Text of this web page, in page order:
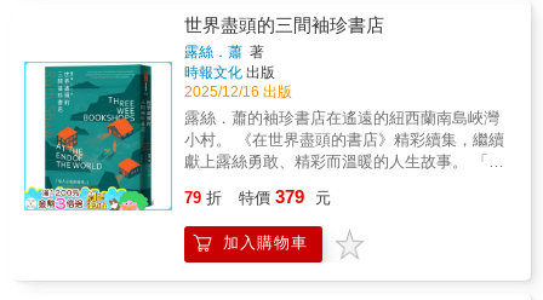
而愈來愈少。根據多項國外研究，透過傳統的
平面閱讀，讀者需要自行在腦海中建構畫面，
相較於被動吸收他人已篩選擷取過的結果，書
籍反而提供了更穩定的狀態與更清晰的線索，
讓大腦有充分餘裕深入理解、感受並記憶資
訊。而空間的軟硬體規劃，透過感官認知，則
有助於讀者更快融入主題情境——包含：將書
不同材質與大小的座椅、適度預留私密的閱讀
角落、舉辦活化內容的多元藝術活動、將童書
圖像轉化為可觸碰的大型裝置⋯⋯融入童書元
素、設計得宜的空間，能強化讀者的閱讀印
現代的Google資料庫，看見從古至今，知識如
何被保存、如何抵抗遺忘。 【本書特色】 ｜圖
書館的文化史角色 從古埃及、希臘、羅馬、中
國、阿拉伯世界，到現代的Google資料庫，回
顧圖書館如何成為知識、記憶與思想自由的容
器。 ｜私人圖書館的形構與靈感 作者親自分享
其法國家中書房的設計與思考，延伸探討私人
藏書如何具體呈現一個人的精神世界與文化取
向。 ｜藏書與閱讀背後的故事 包含歷史上的經
及戰亂時期祕密保存的書籍與禁書。 ｜圖書館
的形式與象徵意義 從米開朗基羅設計的圖書館
建築，到慈善家興建的公共館舍，再到囚犯口
的人，要遭遇到那些「書之大敵」呢？＊＊
＊．火：印刷術發明後，原本大家認為從此之
後書就不會像古早的手抄本一樣輕易消失，沒
想到，即使是五萬本、五十萬本書，一把火也
就可以將它們全數毀滅。．水：雨水、水氣、
蒸汽，霜害，書一碰到水，往往就回不去
了……何況還有發霉這個大問題！．煤氣與高
現，就會對書造成損害；而在沒有煤氣的情況
下，乾燥空氣又會摧毀裝幀，真是兩難。．灰
塵與忽視：書多了，大家就不珍惜了（疑？這
訣竅，翻開這本書都將獲得解答。 做為資深書
店人的沈如瑩入行至今二十年有餘，大型書
店、獨立書店、書展無役不與，收銀、書區平
台陳列、書展規劃、抓小偷和叫救護車無一不
嫻熟，不論是書店店員的基礎版必備技能或進
階版打怪功夫，她都能娓娓道來，並在手把手
仔細教學各種實用眉角之餘，亦不忘大量輸出
能讓人驚呼連連「原來如此！」的業內實情，
扎扎實實地打造「書店店員應該具備的世界
事？他們有多麼痛恨書腰與掃不到的條碼？想
入行又需要具備怎樣的特質？愛看書的人、賣
書的人、做書的人，都將從這本小書獲得莫大
世界盡頭的三間袖珍書店
露絲．蕭 著
時報文化 出版
2025/12/16 出版
露絲．蕭的袖珍書店在遙遠的紐西蘭南島峽灣
小村。 《在世界盡頭的書店》精彩續集，繼續
獻上露絲勇敢、精彩而溫暖的人生故事。 「扣
克里斯蒂安（Dionne Christian） 《在世界盡頭
的書店》描寫了作者露絲．蕭驚濤駭浪的前半
段人生，帶給讀者強烈的震撼。這本國際暢銷
79 折 特價 379 元
加入購物車